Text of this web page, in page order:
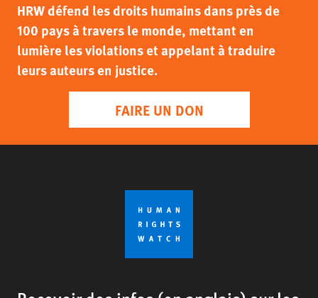
HRW défend les droits humains dans près de
100 pays à travers le monde, mettant en
lumière les violations et appelant à traduire
leurs auteurs en justice.
FAIRE UN DON